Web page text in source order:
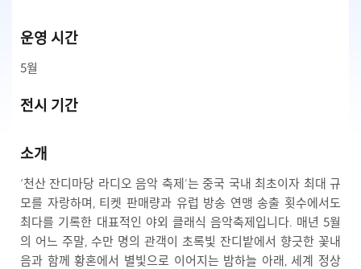
운영 시간
5월
전시 기간
소개
‘천산 잔디마당 라디오 음악 축제’는 중국 국내 최초이자 최대 규
모를 자랑하며, 티켓 판매량과 유럽 방송 연맹 송출 횟수에서도
최다를 기록한 대표적인 야외 클래식 음악축제입니다. 매년 5월
의 어느 주말, 수만 명의 관객이 초록빛 잔디밭에서 향긋한 꽃내
음과 함께 황혼에서 별빛으로 이어지는 밤하늘 아래, 세계 정상